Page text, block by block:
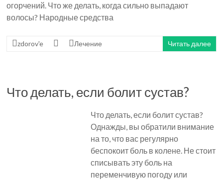
огорчений. Что же делать, когда сильно выпадают
волосы? Народные средства
zdorov'e Лечение Читать далее
Что делать, если болит сустав?
Что делать, если болит сустав?
Однажды, вы обратили внимание
на то, что вас регулярно
беспокоит боль в колене. Не стоит
списывать эту боль на
переменчивую погоду или